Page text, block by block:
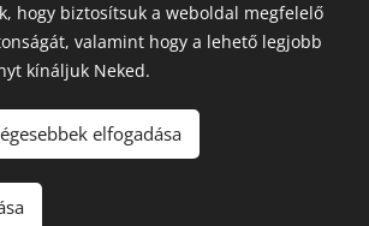
Budapesten a XI. kerületben és
Solymáron!
Kapcsolat »
hogy biztosítsuk a weboldal megfelelő
valamint hogy a lehető legjobb
kínáljuk Neked.
elfogadása